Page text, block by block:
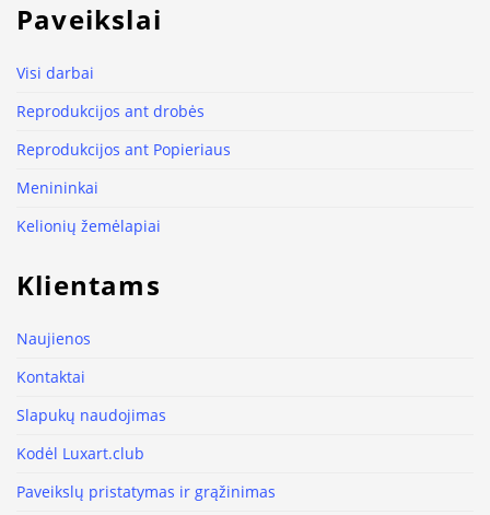
Paveikslai
Visi darbai
Reprodukcijos ant drobės
Reprodukcijos ant Popieriaus
Menininkai
Kelionių žemėlapiai
Klientams
Naujienos
Kontaktai
Slapukų naudojimas
Kodėl Luxart.club
Paveikslų pristatymas ir grąžinimas